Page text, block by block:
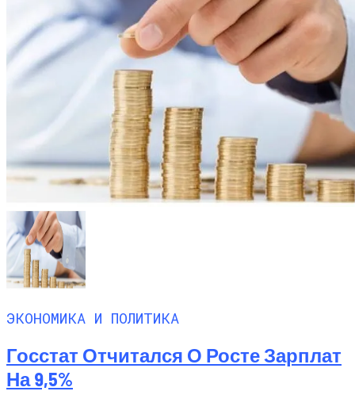
ЭКОНОМИКА И ПОЛИТИКА
Госстат Отчитался О Росте Зарплат
На 9,5%